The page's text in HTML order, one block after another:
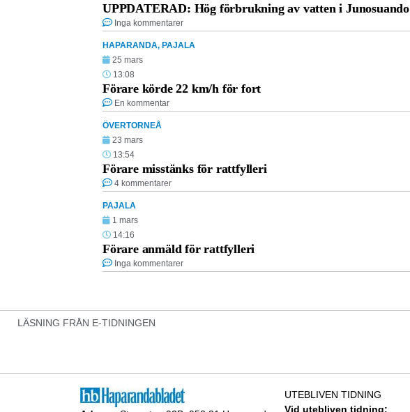
UPPDATERAD: Hög förbrukning av vatten i Junosuando
Inga kommentarer
HAPARANDA, PAJALA
25 mars
13:08
Förare körde 22 km/h för fort
En kommentar
ÖVERTORNEÅ
23 mars
13:54
Förare misstänks för rattfylleri
4 kommentarer
PAJALA
1 mars
14:16
Förare anmäld för rattfylleri
Inga kommentarer
LÄSNING FRÅN E-TIDNINGEN
UTEBLIVEN TIDNING
Vid utebliven tidning: